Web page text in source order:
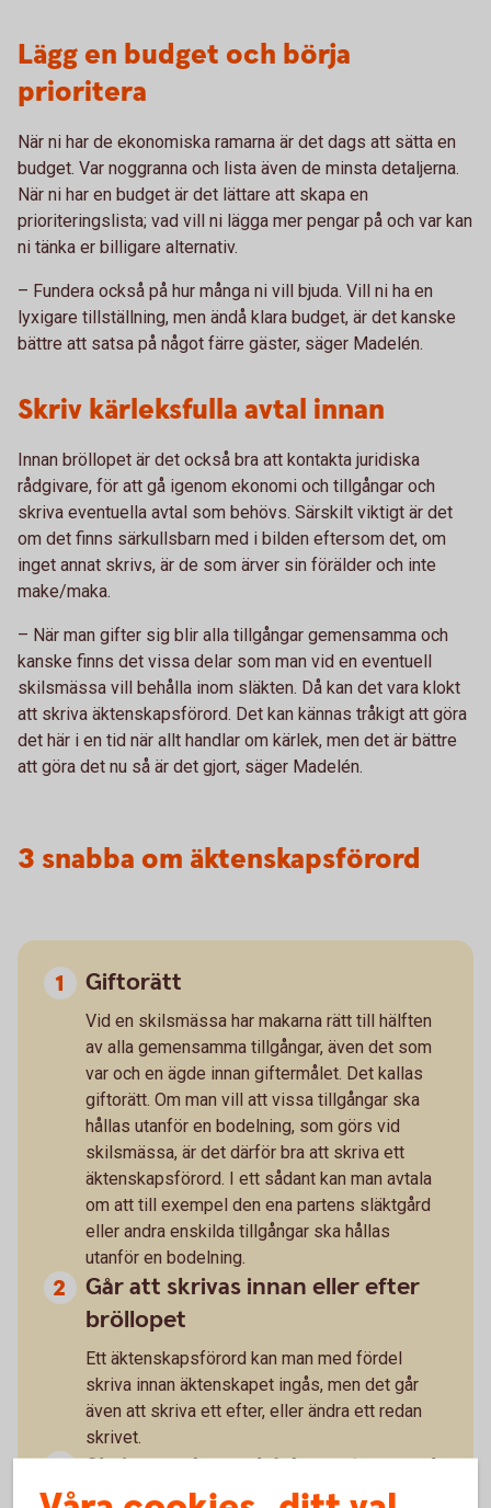
Lägg en budget och börja
prioritera
När ni har de ekonomiska ramarna är det dags att sätta en
budget. Var noggranna och lista även de minsta detaljerna.
När ni har en budget är det lättare att skapa en
prioriteringslista; vad vill ni lägga mer pengar på och var kan
ni tänka er billigare alternativ.
– Fundera också på hur många ni vill bjuda. Vill ni ha en
lyxigare tillställning, men ändå klara budget, är det kanske
bättre att satsa på något färre gäster, säger Madelén.
Skriv kärleksfulla avtal innan
Innan bröllopet är det också bra att kontakta juridiska
rådgivare, för att gå igenom ekonomi och tillgångar och
skriva eventuella avtal som behövs. Särskilt viktigt är det
om det finns särkullsbarn med i bilden eftersom det, om
inget annat skrivs, är de som ärver sin förälder och inte
make/maka.
– När man gifter sig blir alla tillgångar gemensamma och
kanske finns det vissa delar som man vid en eventuell
skilsmässa vill behålla inom släkten. Då kan det vara klokt
att skriva äktenskapsförord. Det kan kännas tråkigt att göra
det här i en tid när allt handlar om kärlek, men det är bättre
att göra det nu så är det gjort, säger Madelén.
3 snabba om äktenskapsförord
Giftorätt
Vid en skilsmässa har makarna rätt till hälften
av alla gemensamma tillgångar, även det som
var och en ägde innan giftermålet. Det kallas
giftorätt. Om man vill att vissa tillgångar ska
hållas utanför en bodelning, som görs vid
skilsmässa, är det därför bra att skriva ett
äktenskapsförord. I ett sådant kan man avtala
om att till exempel den ena partens släktgård
eller andra enskilda tillgångar ska hållas
utanför en bodelning.
Går att skrivas innan eller efter
bröllopet
Ett äktenskapsförord kan man med fördel
skriva innan äktenskapet ingås, men det går
även att skriva ett efter, eller ändra ett redan
skrivet.
Skrivs under av båda partner och
registreras